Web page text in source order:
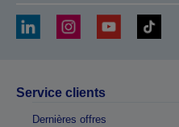
Service clients
Dernières offres